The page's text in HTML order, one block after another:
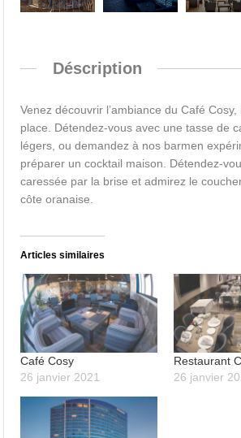
Déscription
Venez découvrir l’ambiance du Café
place. Détendez-vous avec une tasse de
légers, ou demandez à nos barmen
préparer un cocktail maison. Détendez-
caressée par la brise et admirez le
côte oranaise.
Articles similaires
Café Cosy
26 janvier 2021
Restaurant
26 janvier